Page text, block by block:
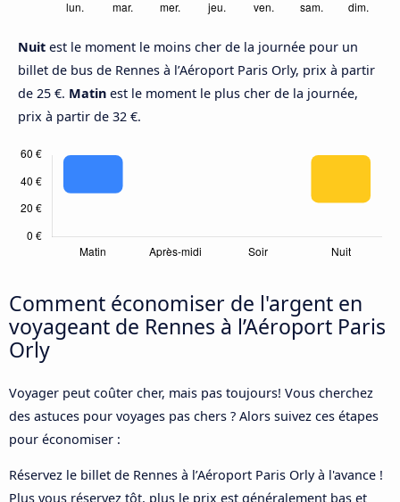
Nuit est le moment le moins cher de la journée pour un
billet de bus de Rennes à l’Aéroport Paris Orly, prix à partir
de 25 €. Matin est le moment le plus cher de la journée,
prix à partir de 32 €.
Comment économiser de l'argent en
voyageant de Rennes à l’Aéroport Paris
Orly
Voyager peut coûter cher, mais pas toujours! Vous cherchez
des astuces pour voyages pas chers ? Alors suivez ces étapes
pour économiser :
Réservez le billet de Rennes à l’Aéroport Paris Orly à l'avance !
Plus vous réservez tôt, plus le prix est généralement bas et